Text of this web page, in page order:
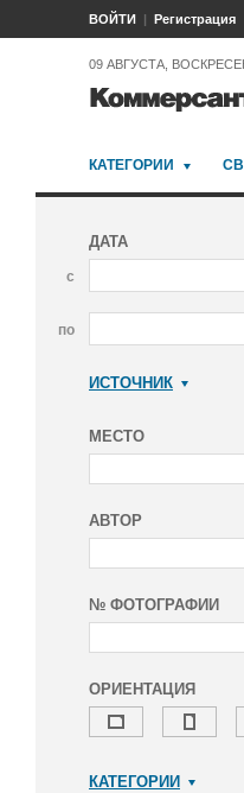
ВОЙТИ Регистрация
09 АВГУСТА,
КАТЕГОРИИ
ДАТА
с
по
ИСТОЧНИК
МЕСТО
АВТОР
№ ФОТОГРАФИИ
ОРИЕНТАЦИЯ
КАТЕГОРИИ